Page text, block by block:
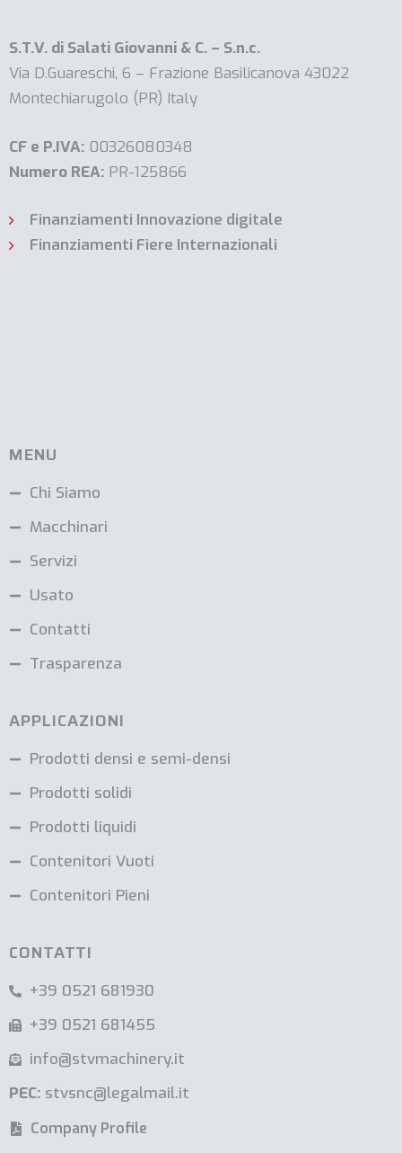
S.T.V. di Salati Giovanni & C. – S.n.c.
Via D.Guareschi, 6 – Frazione Basilicanova 43022
Montechiarugolo (PR) Italy
CF e P.IVA: 00326080348
Numero REA: PR-125866
Finanziamenti Innovazione digitale
Finanziamenti Fiere Internazionali
MENU
Chi Siamo
Macchinari
Servizi
Usato
Contatti
Trasparenza
APPLICAZIONI
Prodotti densi e semi-densi
Prodotti solidi
Prodotti liquidi
Contenitori Vuoti
Contenitori Pieni
CONTATTI
+39 0521 681930
+39 0521 681455
info@stvmachinery.it
PEC: stvsnc@legalmail.it
Company Profile